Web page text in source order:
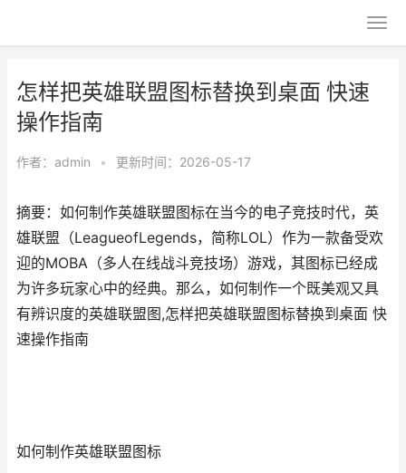
怎样把英雄联盟图标替换到桌面 快速
操作指南
作者： admin • 更新时间：2026-05-17
摘要：如何制作英雄联盟图标在当今的电子竞技时代，英
雄联盟（LeagueofLegends，简称LOL）作为一款备受欢
迎的MOBA（多人在线战斗竞技场）游戏，其图标已经成
为许多玩家心中的经典。那么，如何制作一个既美观又具
有辨识度的英雄联盟图,怎样把英雄联盟图标替换到桌面 快
速操作指南
如何制作英雄联盟图标